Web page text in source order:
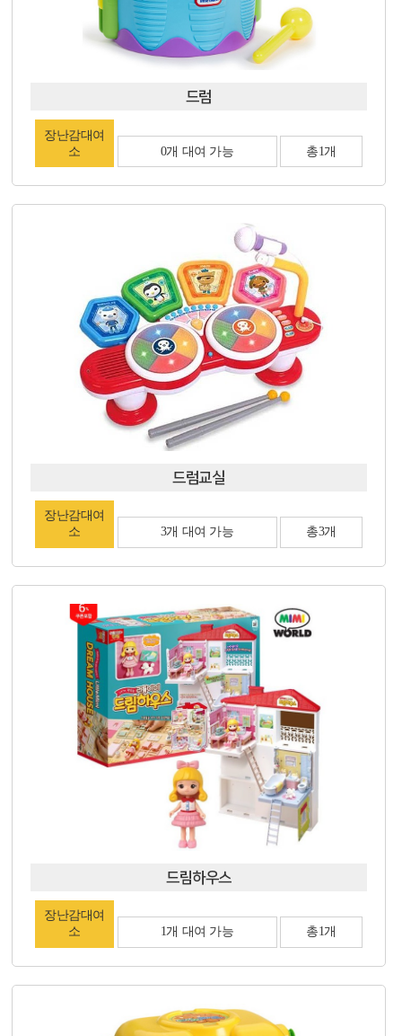
드럼
장난감대여
소
0개 대여 가능 총1개
드럼교실
장난감대여
소
3개 대여 가능 총3개
드림하우스
장난감대여
소
1개 대여 가능 총1개